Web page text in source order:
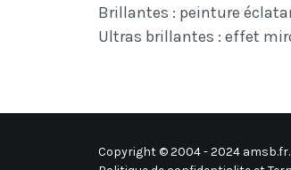
Brillantes : peinture
Ultras brillantes : effet
Copyright © 2004 - 2024